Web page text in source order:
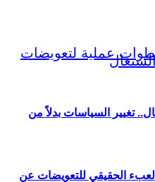
الحقيقي للتعويضات عن
تغيير السياسات بدلاً من